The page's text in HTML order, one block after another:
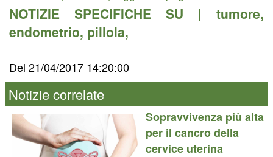
NOTIZIE SPECIFICHE SU | tumore,
endometrio, pillola,
Del 21/04/2017 14:20:00
Notizie correlate
Sopravvivenza più alta
per il cancro della
cervice uterina